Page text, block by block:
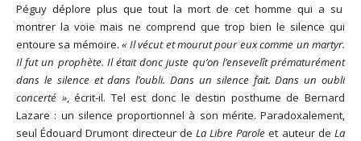
Péguy déplore plus que tout la mort de cet homme qui a su
montrer la voie mais ne comprend que trop bien le silence qui
entoure sa mémoire.« Il vécut et mourut pour eux comme un martyr.
Il fut un prophète. Il était donc juste qu’on l’ensevelît prématurément
dans le silence et dans l’oubli. Dans un silence fait. Dans un oubli
concerté », écrit-il. Tel est donc le destin posthume de Bernard
Lazare : un silence proportionnel à son mérite. Paradoxalement,
seul Édouard Drumont directeur de La Libre Parole et auteur deLa